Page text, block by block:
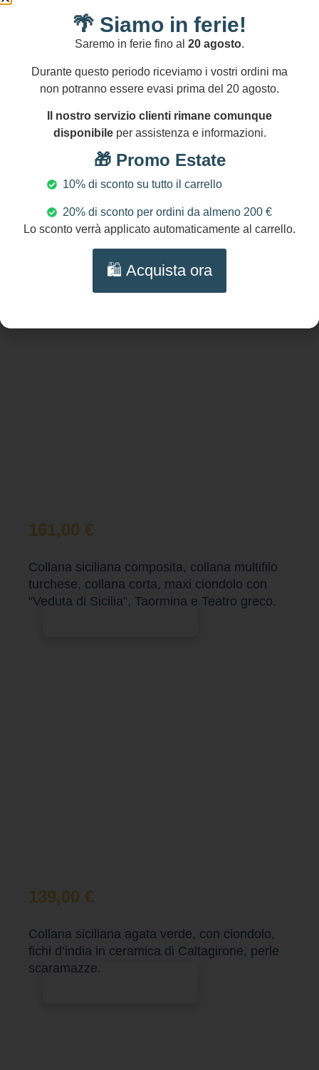
DIMENSIONI
Lunghezza
circa 5
cm/2″
Dimensioni
goccia: cm
x 10″
NICHEL
FREE
161,00 €
Collana siciliana composita, collana multifilo
turchese, collana corta, maxi ciondolo con
“Veduta di Sicilia”, Taormina e Teatro greco.
139,00 €
Collana siciliana agata verde, con ciondolo,
fichi d’india in ceramica di Caltagirone, perle
scaramazze.
🌴 Siamo in ferie!
Saremo in ferie fino al 20 agosto.
Durante questo periodo riceviamo i vostri ordini ma
non potranno essere evasi prima del 20 agosto.
Il nostro servizio clienti rimane comunque
disponibileper assistenza e informazioni.
🎁 Promo Estate
10% di sconto su tutto il carrello
20% di sconto per ordini da almeno 200 €
Lo sconto verrà applicato automaticamente al carrello.
🛍️ Acquista ora